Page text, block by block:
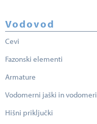
Vodovod
Cevi
Fazonski elementi
Armature
Vodomerni jaški in vodomeri
Hišni priključki